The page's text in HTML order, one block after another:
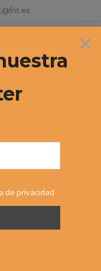
DEL ITF
×
de privacidad